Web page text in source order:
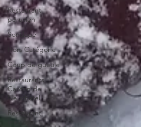
Restaurant
péruvien
Sondage
Hors Catégorie
Coup de gueule
Restaurants
Canton de
Neuchâtel
Restaurant
mexicain